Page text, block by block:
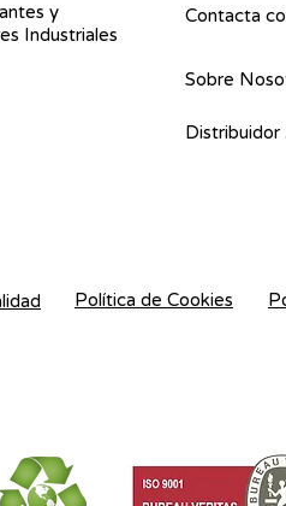
y
Industriales
Contacta
Sobre
Distribuidor
Política de Cookies